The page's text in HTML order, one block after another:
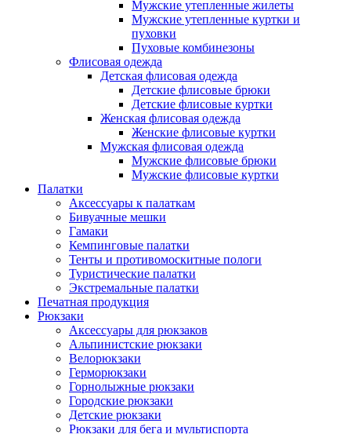
Мужские утепленные жилеты
Мужские утепленные куртки и
пуховки
Пуховые комбинезоны
Флисовая одежда
Детская флисовая одежда
Детские флисовые брюки
Детские флисовые куртки
Женская флисовая одежда
Женские флисовые куртки
Мужская флисовая одежда
Мужские флисовые брюки
Мужские флисовые куртки
Палатки
Аксессуары к палаткам
Бивуачные мешки
Гамаки
Кемпинговые палатки
Тенты и противомоскитные пологи
Туристические палатки
Экстремальные палатки
Печатная продукция
Рюкзаки
Аксессуары для рюкзаков
Альпинистские рюкзаки
Велорюкзаки
Герморюкзаки
Горнолыжные рюкзаки
Городские рюкзаки
Детские рюкзаки
Рюкзаки для бега и мультиспорта